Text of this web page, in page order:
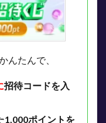
んたんで、
招待コードを入
1,000ポイントを